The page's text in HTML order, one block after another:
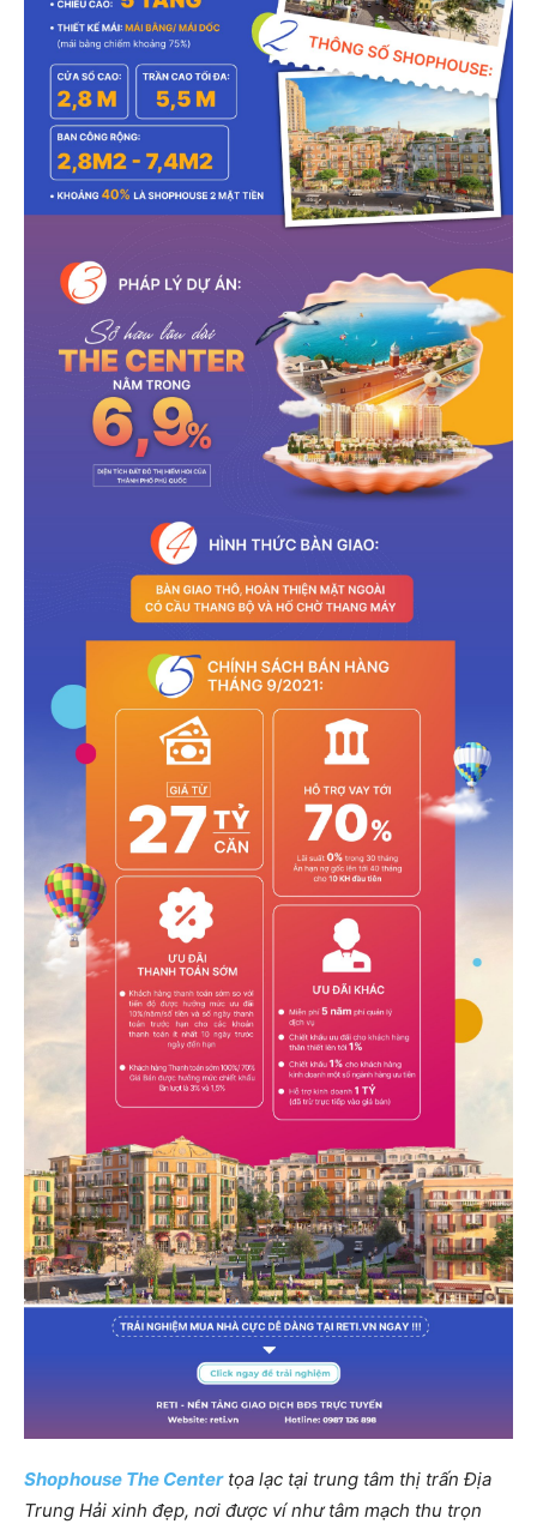
Shophouse The Centertọa lạc tại trung tâm thị trấn Địa
Trung Hải xinh đẹp, nơi được ví như tâm mạch thu trọn